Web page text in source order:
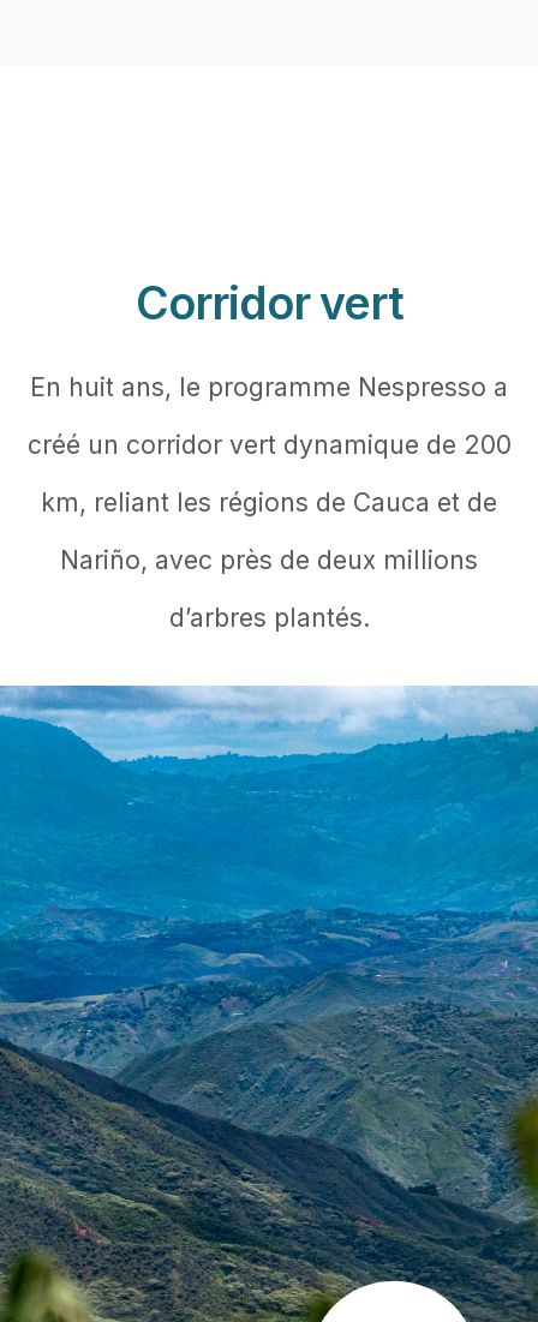
Corridor vert
En huit ans, le programme Nespresso a
créé un corridor vert dynamique de 200
km, reliant les régions de Cauca et de
Nariño, avec près de deux millions
d’arbres plantés.
Featured Image & Text